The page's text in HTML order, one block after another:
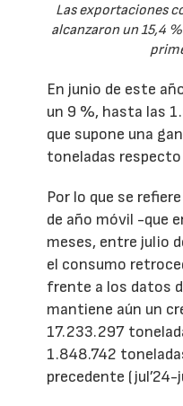
Las exportaciones
alcanzaron un 15,4
En junio de este
un 9 %, hasta las
que supone una
toneladas
Por lo que se
de año móvil -que
meses, entre julio
el consumo
frente a los datos
mantiene aún un
17.233.297
1.848.742
precedente (jul’24-